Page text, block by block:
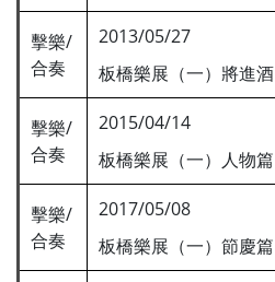
擊樂/
合奏
2013/05/27
板橋樂展（一）將進酒
擊樂/
合奏
2015/04/14
板橋樂展（一）人物篇
擊樂/
合奏
2017/05/08
板橋樂展（一）節慶篇